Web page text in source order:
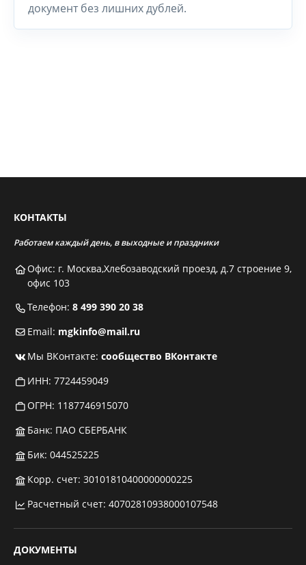
документ без лишних дублей.
КОНТАКТЫ
Работаем каждый день, в выходные и праздники
Офис: г. Москва,Хлебозаводский проезд, д.7 строение 9,
офис 103
Телефон: 8 499 390 20 38
Email: mgkinfo@mail.ru
Мы ВКонтакте: сообщество ВКонтакте
ИНН: 7724459049
ОГРН: 1187746915070
Банк: ПАО СБЕРБАНК
Бик: 044525225
Корр. счет: 30101810400000000225
Расчетный счет: 40702810938000107548
ДОКУМЕНТЫ